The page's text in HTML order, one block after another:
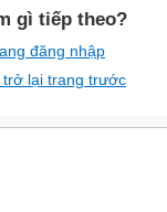
gì tiếp theo?
đăng nhập
trở lại trang trước